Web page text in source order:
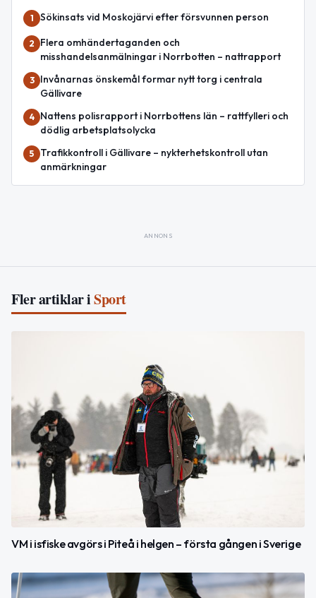
1 Sökinsats vid Moskojärvi efter försvunnen person
2
Flera omhändertaganden och
misshandelsanmälningar i Norrbotten – nattrapport
3
Invånarnas önskemål formar nytt torg i centrala
Gällivare
4
Nattens polisrapport i Norrbottens län – rattfylleri och
dödlig arbetsplatsolycka
5
Trafikkontroll i Gällivare – nykterhetskontroll utan
anmärkningar
ANNONS
Fler artiklar iSport
VM i isfiske avgörs i Piteå i helgen – första gången i Sverige